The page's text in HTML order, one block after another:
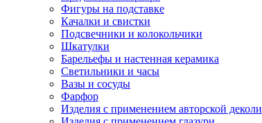
Фигуры на подставке
Качалки и свистки
Подсвечники и колокольчики
Шкатулки
Барельефы и настенная керамика
Светильники и часы
Вазы и сосуды
Фарфор
Изделия с применением авторской деколи